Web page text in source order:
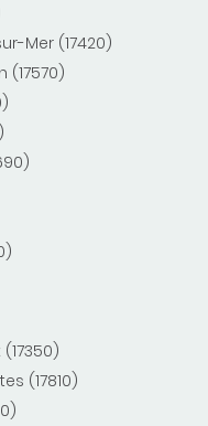
Mer (17420)
(17810)